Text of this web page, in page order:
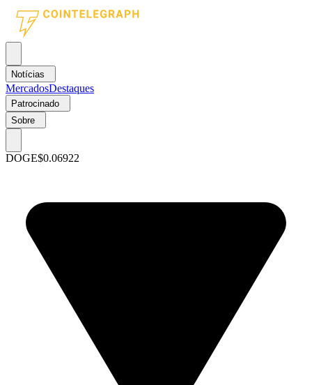
Notícias
MercadosDestaques
Patrocinado
Sobre
DOGE$0.06922